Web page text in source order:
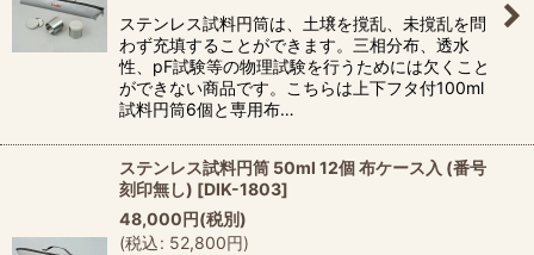
ステンレス試料円筒は、土壌を撹乱、未撹乱を問
わず充填することができます。三相分布、透水
性、pF試験等の物理試験を行うためには欠くこと
ができない商品です。こちらは上下フタ付100ml
試料円筒6個と専用布…
ステンレス試料円筒 50ml 12個 布ケース入 (番号
刻印無し) [DIK-1803]
48,000円(税別)
(税込: 52,800円)